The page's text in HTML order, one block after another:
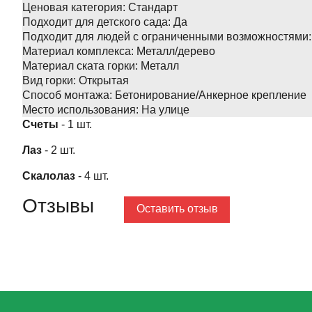
Ценовая категория: Стандарт
Подходит для детского сада: Да
Подходит для людей с ограниченными возможностями:
Материал комплекса: Металл/дерево
Материал ската горки: Металл
Вид горки: Открытая
Способ монтажа: Бетонирование/Анкерное крепление
Место использования: На улице
Счеты - 1 шт.
Лаз - 2 шт.
Скалолаз - 4 шт.
Отзывы Оставить отзыв